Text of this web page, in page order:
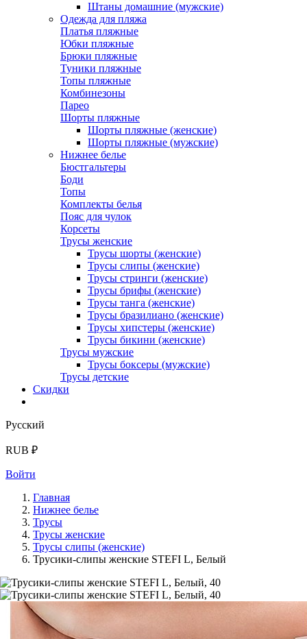
Штаны домашние (мужские)
Одежда для пляжа
Платья пляжные
Юбки пляжные
Брюки пляжные
Туники пляжные
Топы пляжные
Комбинезоны
Парео
Шорты пляжные
Шорты пляжные (женские)
Шорты пляжные (мужские)
Нижнее белье
Бюстгальтеры
Боди
Топы
Комплекты белья
Пояс для чулок
Корсеты
Трусы женские
Трусы шорты (женские)
Трусы слипы (женские)
Трусы стринги (женские)
Трусы брифы (женские)
Трусы танга (женские)
Трусы бразилиано (женские)
Трусы хипстеры (женские)
Трусы бикини (женские)
Трусы мужские
Трусы боксеры (мужские)
Трусы детские
Скидки
Русский
RUB ₽
Войти
Главная
Нижнее белье
Трусы
Трусы женские
Трусы слипы (женские)
Трусики-слипы женские STEFI L, Белый